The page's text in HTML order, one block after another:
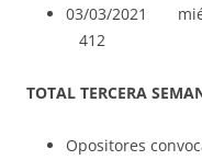
03/03/2021
412
TOTAL TERCERA
Opositores